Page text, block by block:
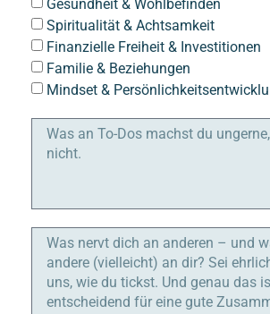
Gesundheit & Wohlbefinden
Spiritualität & Achtsamkeit
Finanzielle Freiheit & Investitionen
Familie & Beziehungen
Mindset &